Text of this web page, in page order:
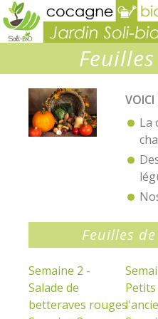
VOICI
La
Feuilles
Semaine 2 -
Salade de
betteraves rouges